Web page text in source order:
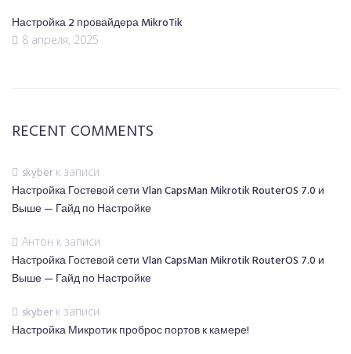
Настройка 2 провайдера MikroTik
8 апреля, 2025
RECENT COMMENTS
skyberк записи
Настройка Гостевой сети Vlan CapsMan Mikrotik RouterOS 7.0 и
Выше — Гайд по Настройке
Антон к записи
Настройка Гостевой сети Vlan CapsMan Mikrotik RouterOS 7.0 и
Выше — Гайд по Настройке
skyberк записи
Настройка Микротик проброс портов к камере!